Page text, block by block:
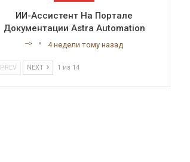
ИИ-Ассистент На Портале
Документации Astra Automation
--> 4 недели тому назад
PREV NEXT 1 из 14